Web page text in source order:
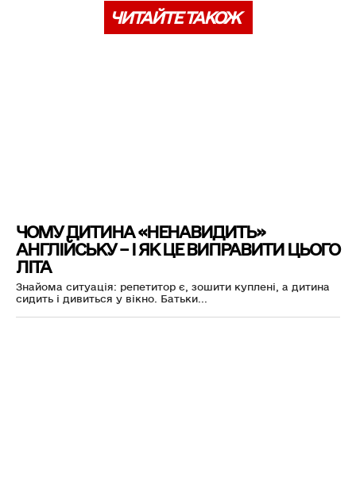
ЧИТАЙТЕ ТАКОЖ
ЧОМУ ДИТИНА «НЕНАВИДИТЬ»
АНГЛІЙСЬКУ – І ЯК ЦЕ ВИПРАВИТИ ЦЬОГО
ЛІТА
Знайома ситуація: репетитор є, зошити куплені, а дитина
сидить і дивиться у вікно. Батьки...